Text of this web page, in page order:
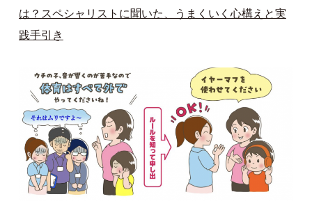
は？スペシャリストに聞いた、うまくいく心構えと実
践手引き